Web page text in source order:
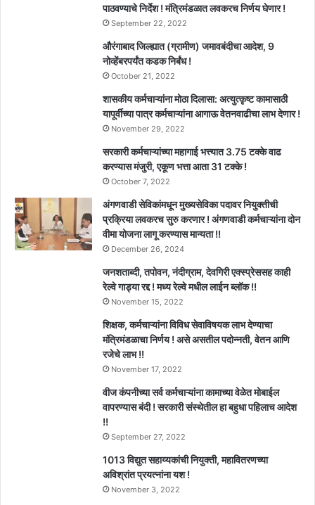
पाठवण्याचे निर्देश ! मंत्रिमंडळात लवकरच निर्णय घेणार !
September 22, 2022
औरंगाबाद जिल्ह्यात (ग्रामीण) जमावबंदीचा आदेश, 9
नोव्हेंबरपर्यंत कडक निर्बंध !
October 21, 2022
शासकीय कर्मचाऱ्यांना मोठा दिलासा: अत्युत्कृष्ट कामासाठी
यापूर्वीच्या पात्र कर्मचाऱ्यांना आगाऊ वेतनवाढीचा लाभ देणार !
November 29, 2022
सरकारी कर्मचाऱ्यांच्या महागाई भत्त्यात 3.75 टक्के वाढ
करण्यास मंजुरी, एकूण भत्ता आता 31 टक्के !
October 7, 2022
अंगणवाडी सेविकांमधून मुख्यसेविका पदावर नियुक्तीची
प्रक्रिया लवकरच सुरु करणार ! अंगणवाडी कर्मचाऱ्यांना दोन
वीमा योजना लागू करण्यास मान्यता !!
December 26, 2024
जनशताब्दी, तपोवन, नंदीग्राम, देवगिरी एक्स्प्रेससह काही
रेल्वे गाड्या रद्द ! मध्य रेल्वे मधील लाईन ब्लॉक !!
November 15, 2022
शिक्षक, कर्मचाऱ्यांना विविध सेवाविषयक लाभ देण्याचा
मंत्रिमंडळाचा निर्णय ! असे असतील पदोन्नती, वेतन आणि
रजेचे लाभ !!
November 17, 2022
वीज कंपनीच्या सर्व कर्मचाऱ्यांना कामाच्या वेळेत मोबाईल
वापरण्यास बंदी ! सरकारी संस्थेतील हा बहुधा पहिलाच आदेश
!!
September 27, 2022
1013 विद्युत सहाय्यकांची नियुक्ती, महावितरणच्या
अविश्रांत प्रयत्नांना यश !
November 3, 2022